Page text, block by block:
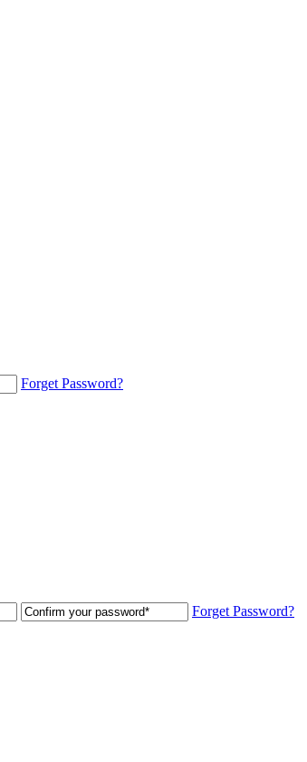
Forget Password?
Forget Password?